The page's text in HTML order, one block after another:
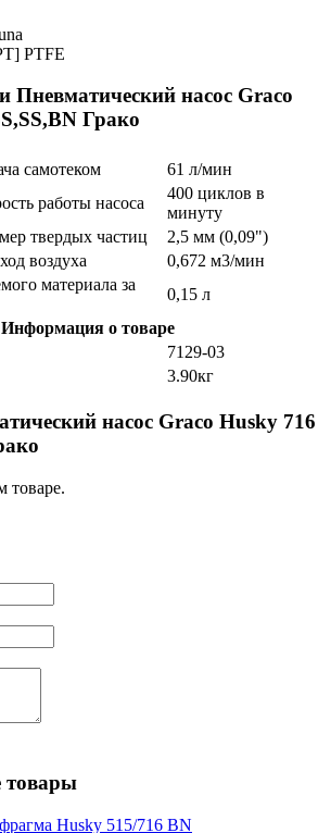
PTFE
Пневматический насос Graco
Грако
самотеком
61 л/мин
работы насоса
400 циклов в
минуту
твердых частиц
2,5 мм (0,09")
воздуха
0,672 м3/мин
материала за
0,15 л
Информация о товаре
7129-03
3.90кг
насос Graco Husky 716
товаре.
товары